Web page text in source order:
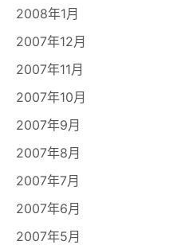
2008年1月
2007年12月
2007年11月
2007年10月
2007年9月
2007年8月
2007年7月
2007年6月
2007年5月